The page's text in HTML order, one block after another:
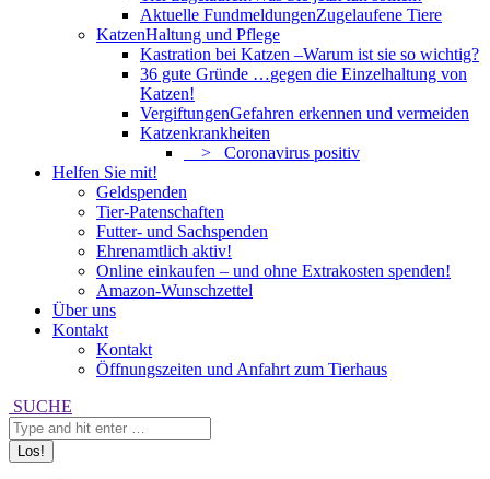
Aktuelle FundmeldungenZugelaufene Tiere
KatzenHaltung und Pflege
Kastration bei Katzen –Warum ist sie so wichtig?
36 gute Gründe …gegen die Einzelhaltung von
Katzen!
VergiftungenGefahren erkennen und vermeiden
Katzenkrankheiten
> Coronavirus positiv
Helfen Sie mit!
Geldspenden
Tier-Patenschaften
Futter- und Sachspenden
Ehrenamtlich aktiv!
Online einkaufen – und ohne Extrakosten spenden!
Amazon-Wunschzettel
Über uns
Kontakt
Kontakt
Öffnungszeiten und Anfahrt zum Tierhaus
Search:
SUCHE